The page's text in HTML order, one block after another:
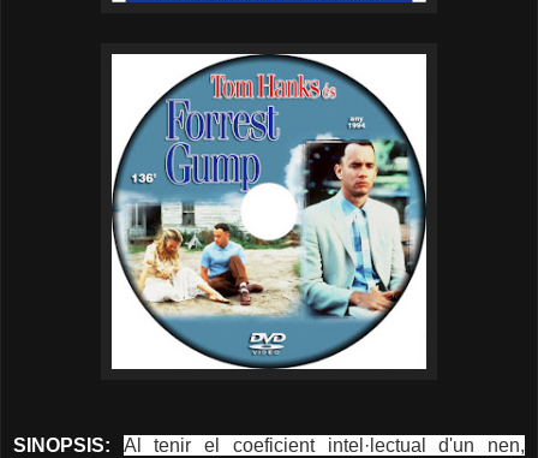
SINOPSIS:
Al tenir el coeficient intel·lectual d'un nen,